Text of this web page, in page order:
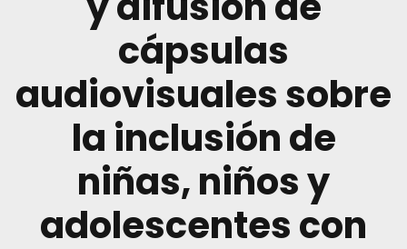
cápsulas
audiovisuales sobre
la inclusión de
niñas, niños y
adolescentes con